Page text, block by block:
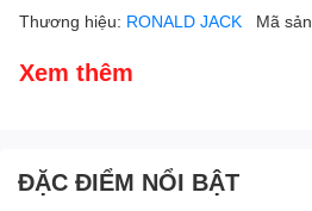
Thương hiệu: RONALD JACK Mã
Xem thêm
ĐẶC ĐIỂM NỔI BẬT